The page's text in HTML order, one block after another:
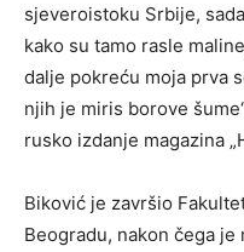
sjeveroistoku Srbije,
kako su tamo rasle
dalje pokreću moja prva
njih je miris borove
rusko izdanje magazina
Biković je završio
Beogradu, nakon čega je